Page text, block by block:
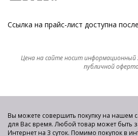
Ссылка на прайс-лист доступна после
Цена на сайте носит информационный
публичной
Вы можете совершить покупку на нашем
для Вас время. Любой товар может быть
Интернет на 3 суток. Помимо покупок в